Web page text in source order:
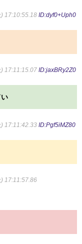
) 17:10:55.18 ID:dyf0+Uph0
) 17:11:15.07 ID:jaxBRy2Z0
い
) 17:11:42.33 ID:Pgf5iMZ80
) 17:11:57.86